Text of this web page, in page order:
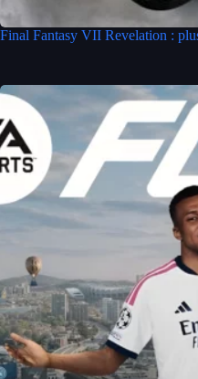
Final Fantasy VII Revelation :